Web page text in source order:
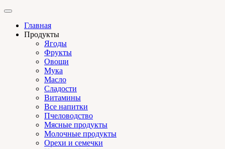
Главная
Продукты
Ягоды
Фрукты
Овощи
Мука
Масло
Сладости
Витамины
Все напитки
Пчеловодство
Мясные продукты
Молочные продукты
Орехи и семечки